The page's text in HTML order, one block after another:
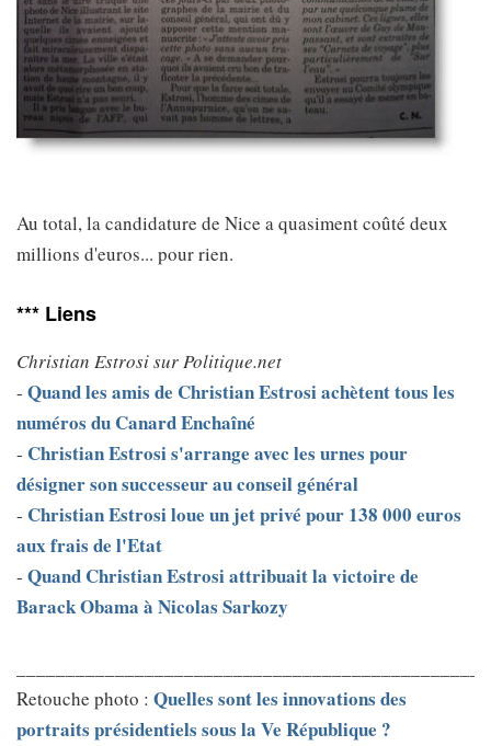
Au total, la candidature de Nice a quasiment coûté deux
millions d'euros... pour rien.
*** Liens
Christian Estrosi sur Politique.net
- Quand les amis de Christian Estrosi achètent tous les
numéros du Canard Enchaîné
- Christian Estrosi s'arrange avec les urnes pour
désigner son successeur au conseil général
- Christian Estrosi loue un jet privé pour 138 000 euros
aux frais de l'Etat
- Quand Christian Estrosi attribuait la victoire de
Barack Obama à Nicolas Sarkozy
Retouche photo : Quelles sont les innovations des
portraits présidentiels sous la Ve République ?